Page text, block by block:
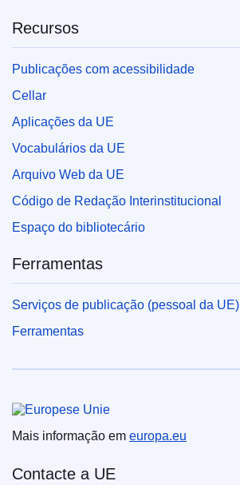
Recursos
Publicações com acessibilidade
Cellar
Aplicações da UE
Vocabulários da UE
Arquivo Web da UE
Código de Redação Interinstitucional
Espaço do bibliotecário
Ferramentas
Serviços de publicação (pessoal da UE)
Ferramentas
Mais informação em europa.eu
Contacte a UE